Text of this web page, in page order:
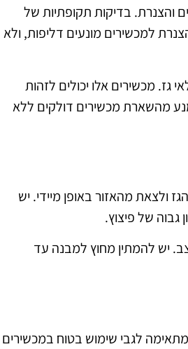
והצנרת. בדיקות תקופתיות של
למכשירים מונעים דליפות, ולא
גז. מכשירים אלו יכולים לזהות
מהשארת מכשירים דולקים ללא
ולצאת מהאזור באופן מיידי. יש
של פיצוץ.
יש להמתין מחוץ למבנה עד
לגבי שימוש בטוח במכשירים